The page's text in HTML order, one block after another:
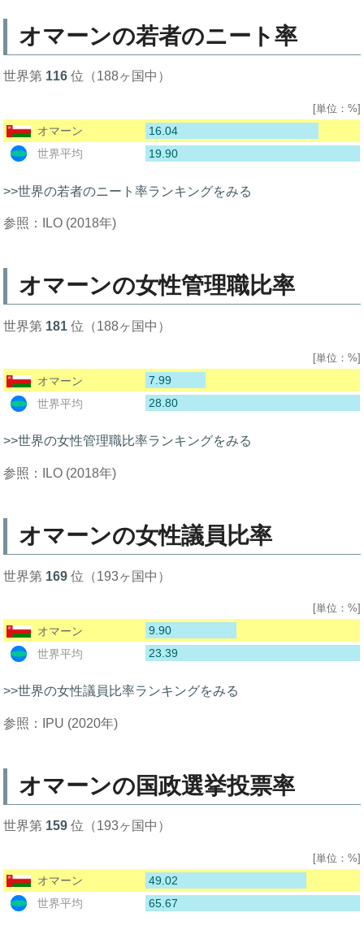
オマーンの若者のニート率
世界第 116 位（188ヶ国中）
[単位：%]
オマーン
16.04
世界平均
19.90
>>世界の若者のニート率ランキングをみる
参照：ILO (2018年)
オマーンの女性管理職比率
世界第 181 位（188ヶ国中）
[単位：%]
オマーン
7.99
世界平均
28.80
>>世界の女性管理職比率ランキングをみる
参照：ILO (2018年)
オマーンの女性議員比率
世界第 169 位（193ヶ国中）
[単位：%]
オマーン
9.90
世界平均
23.39
>>世界の女性議員比率ランキングをみる
参照：IPU (2020年)
オマーンの国政選挙投票率
世界第 159 位（193ヶ国中）
[単位：%]
オマーン
49.02
世界平均
65.67